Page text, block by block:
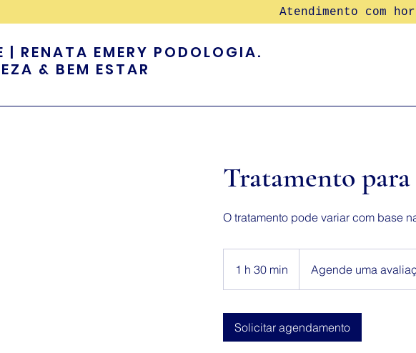
Atendimento com
| RENATA EMERY PODOLOGIA.
& BEM ESTAR
Tratamento para
O tratamento pode variar com base
1 h 30 min
3
i
avaliação
Agende uma
Solicitar agendamento